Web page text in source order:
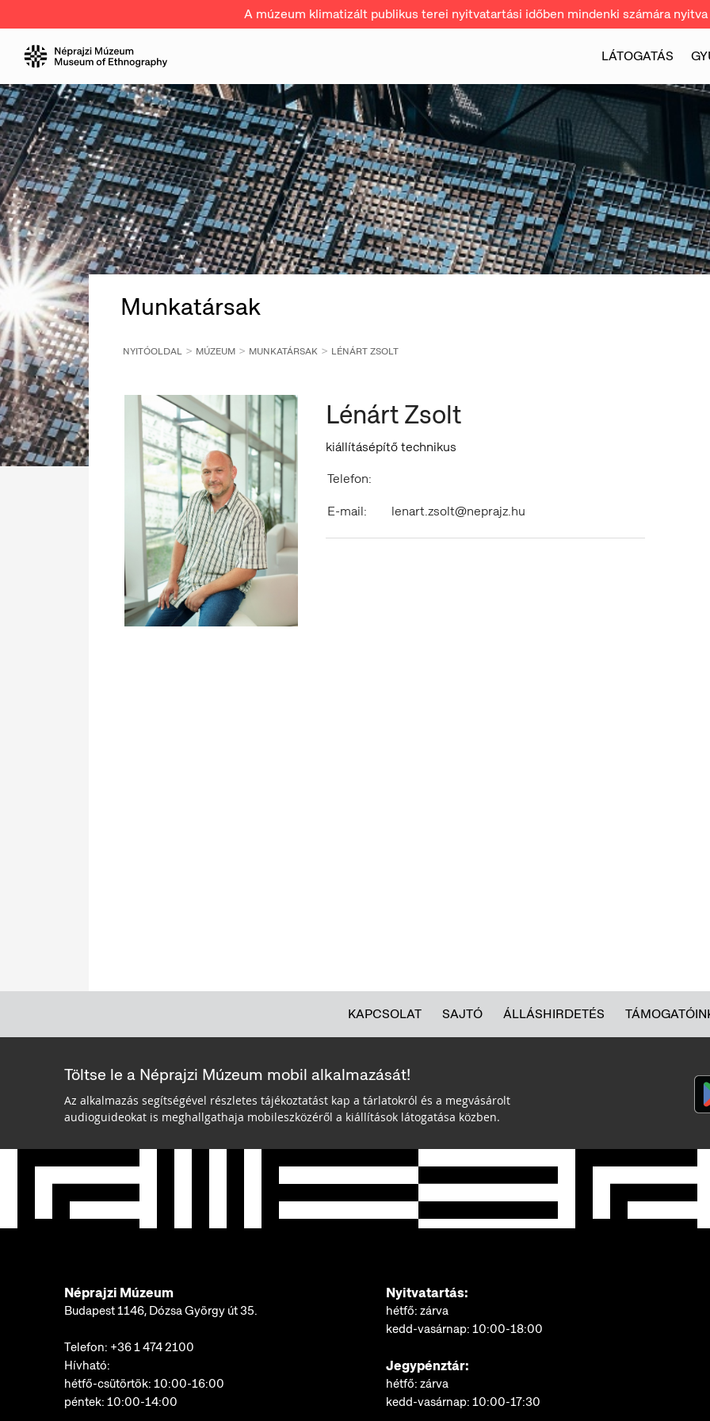
A múzeum klimatizált publikus terei nyitvatartási időben mindenki számára nyitva
LÁTOGATÁS
Munkatársak
NYITÓOLDAL MÚZEUM MUNKATÁRSAK LÉNÁRT ZSOLT
Lénárt Zsolt
kiállításépítő technikus
Telefon:
E-mail:
lenart.zsolt@neprajz.hu
KAPCSOLAT SAJTÓ ÁLLÁSHIRDETÉS
Töltse le a Néprajzi Múzeum mobil alkalmazását!
Az alkalmazás segítségével részletes tájékoztatást kap a tárlatokról és a megvásárolt
audioguideokat is meghallgathaja mobileszközéről a kiállítások látogatása közben.
Néprajzi Múzeum
Budapest 1146, Dózsa György út 35.
Telefon: +36 1 474 2100
Hívható:
hétfő-csütörtök: 10:00-16:00
péntek: 10:00-14:00
Nyitvatartás:
hétfő: zárva
kedd-vasárnap: 10:00-18:00
Jegypénztár:
hétfő: zárva
kedd-vasárnap: 10:00-17:30